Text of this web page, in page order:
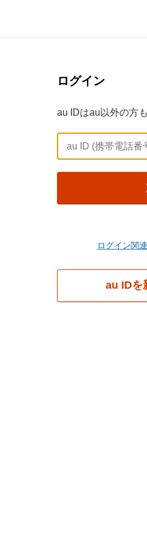
ログイン
au IDはau以外の方
ログイン関
au IDを